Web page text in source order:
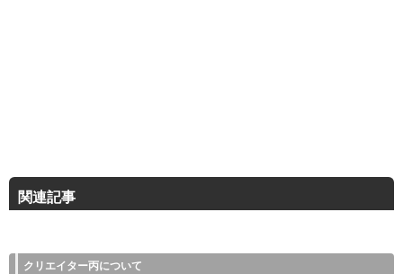
関連記事
クリエイター丙について